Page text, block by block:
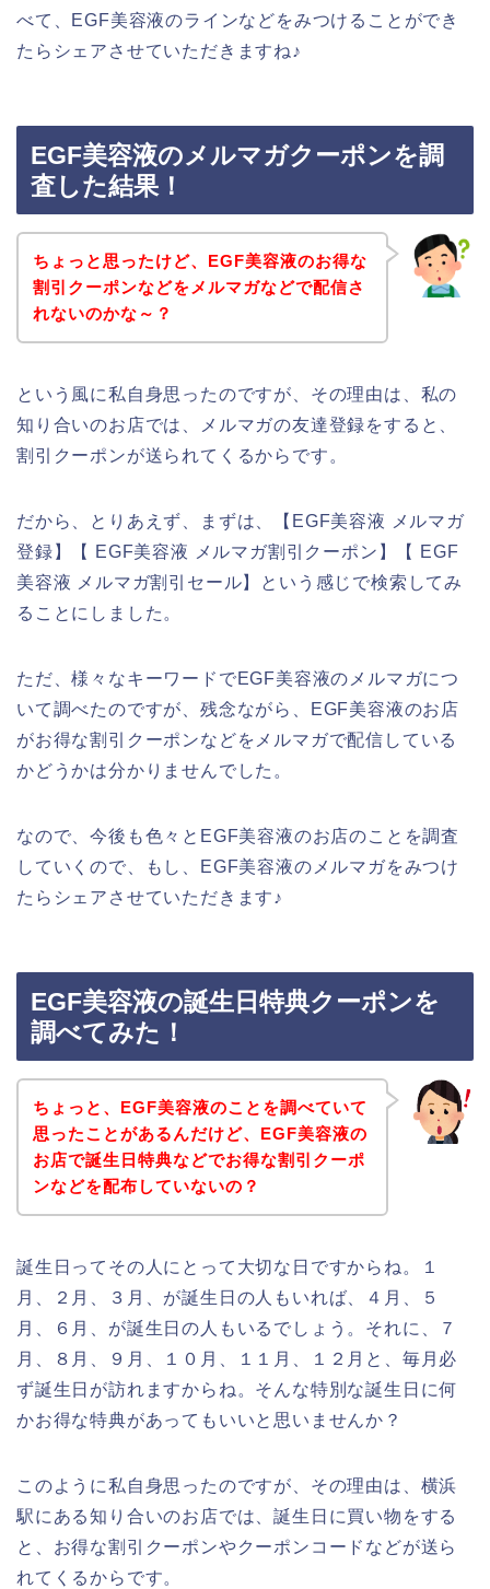
べて、EGF美容液のラインなどをみつけることができ
たらシェアさせていただきますね♪
EGF美容液のメルマガクーポンを調
査した結果！
ちょっと思ったけど、EGF美容液のお得な
割引クーポンなどをメルマガなどで配信さ
れないのかな～？
という風に私自身思ったのですが、その理由は、私の
知り合いのお店では、メルマガの友達登録をすると、
割引クーポンが送られてくるからです。
だから、とりあえず、まずは、【EGF美容液 メルマガ
登録】【 EGF美容液 メルマガ割引クーポン】【 EGF
美容液 メルマガ割引セール】という感じで検索してみ
ることにしました。
ただ、様々なキーワードでEGF美容液のメルマガにつ
いて調べたのですが、残念ながら、EGF美容液のお店
がお得な割引クーポンなどをメルマガで配信している
かどうかは分かりませんでした。
なので、今後も色々とEGF美容液のお店のことを調査
していくので、もし、EGF美容液のメルマガをみつけ
たらシェアさせていただきます♪
EGF美容液の誕生日特典クーポンを
調べてみた！
ちょっと、EGF美容液のことを調べていて
思ったことがあるんだけど、EGF美容液の
お店で誕生日特典などでお得な割引クーポ
ンなどを配布していないの？
誕生日ってその人にとって大切な日ですからね。１
月、２月、３月、が誕生日の人もいれば、４月、５
月、６月、が誕生日の人もいるでしょう。それに、７
月、８月、９月、１０月、１１月、１２月と、毎月必
ず誕生日が訪れますからね。そんな特別な誕生日に何
かお得な特典があってもいいと思いませんか？
このように私自身思ったのですが、その理由は、横浜
駅にある知り合いのお店では、誕生日に買い物をする
と、お得な割引クーポンやクーポンコードなどが送ら
れてくるからです。